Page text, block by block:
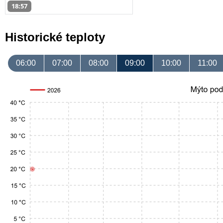
18:57
Historické teploty
06:00 07:00 08:00 09:00 10:00 11:00